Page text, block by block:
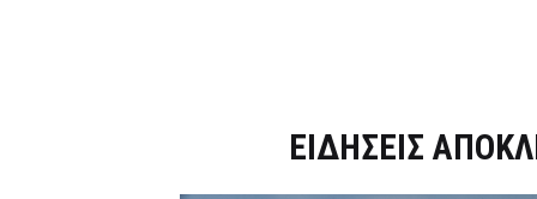
ΕΙΔΗΣΕΙΣ